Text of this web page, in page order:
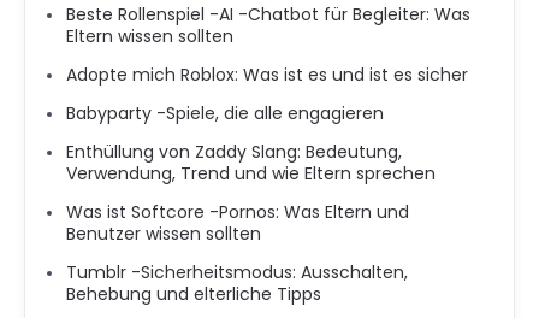
Beste Rollenspiel -AI -Chatbot für Begleiter: Was
Eltern wissen sollten
Adopte mich Roblox: Was ist es und ist es sicher
Babyparty -Spiele, die alle engagieren
Enthüllung von Zaddy Slang: Bedeutung,
Verwendung, Trend und wie Eltern sprechen
Was ist Softcore -Pornos: Was Eltern und
Benutzer wissen sollten
Tumblr -Sicherheitsmodus: Ausschalten,
Behebung und elterliche Tipps